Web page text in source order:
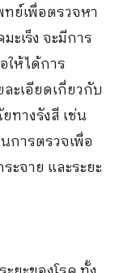
ย์เพื่อตรวจหา
ะเร็ง จะมีการ
ให้ได้การ
ะเอียดเกี่ยวกับ
ทางรังสี เช่น
การตรวจเพื่อ
ะจาย และระยะ